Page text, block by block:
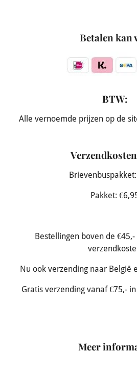
Betalen kan
BTW:
Alle vernoemde prijzen op de
Pakket:
Bestellingen boven de
Nu ook verzending naar België
Gratis verzending vanaf €75,-
Meer